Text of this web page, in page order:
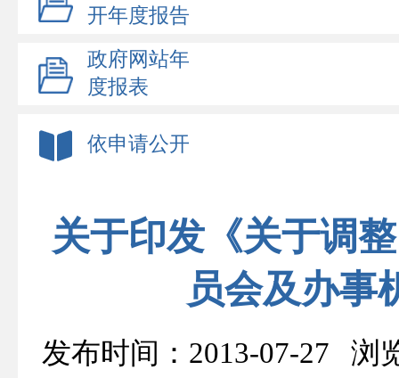
开年度报告
政府网站年
度报表
依申请公开
关于印发《关于调
员会及办事
发布时间：2013-07-27 浏